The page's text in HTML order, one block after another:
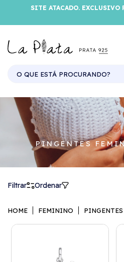
SITE ATACADO. EXCLUSIVO
PINGENTES
Filtrar Ordenar
HOME FEMININO